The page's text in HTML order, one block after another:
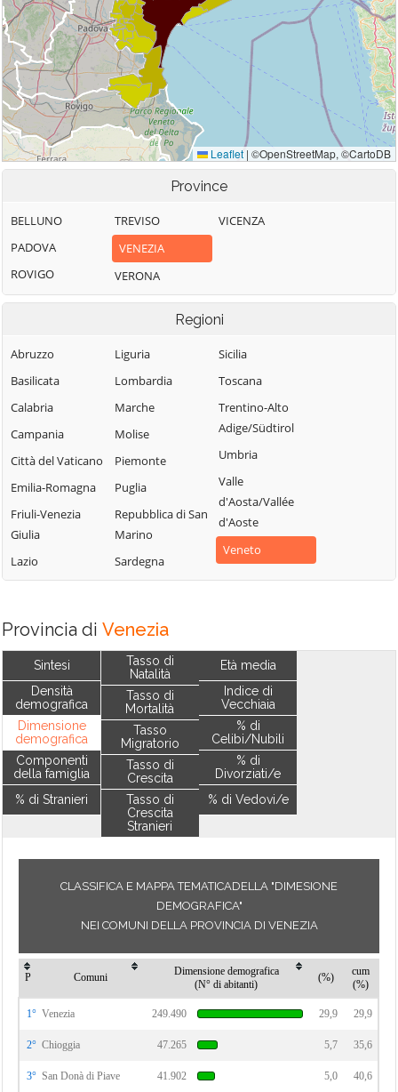
Province
BELLUNO
PADOVA
ROVIGO
TREVISO
VENEZIA
VERONA
VICENZA
Regioni
Abruzzo
Basilicata
Calabria
Campania
Città del Vaticano
Emilia-Romagna
Friuli-Venezia
Giulia
Lazio
Liguria
Lombardia
Marche
Molise
Piemonte
Puglia
Repubblica di San
Marino
Sardegna
Sicilia
Toscana
Trentino-Alto
Adige/Südtirol
Umbria
Valle
d'Aosta/Vallée
d'Aoste
Veneto
Provincia di Venezia
Sintesi
Densità
demografica
Dimensione
demografica
Componenti
della famiglia
% di Stranieri
Tasso di
Natalità
Tasso di
Mortalità
Tasso
Migratorio
Tasso di
Crescita
Tasso di
Crescita
Stranieri
Età media
Indice di
Vecchiaia
% di
Celibi/Nubili
% di
Divorziati/e
% di Vedovi/e
CLASSIFICA E MAPPA TEMATICADELLA "DIMESIONE
DEMOGRAFICA"
NEI COMUNI DELLA PROVINCIA DI VENEZIA
P Comuni
Dimensione demografica
(N° di abitanti)
(%)
cum
(%)
1° Venezia 249.490 29,9 29,9
2° Chioggia 47.265 5,7 35,6
3° San Donà di Piave 41.902 5,0 40,6